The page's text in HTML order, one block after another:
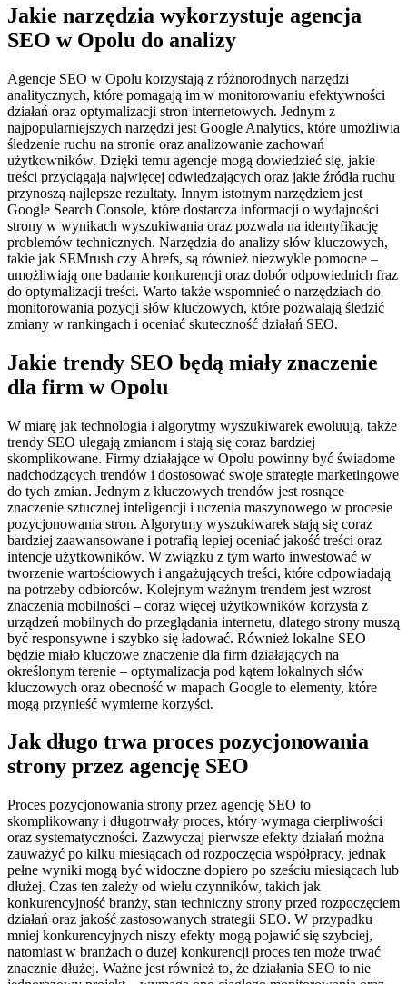
Jakie narzędzia wykorzystuje agencja
SEO w Opolu do analizy
Agencje SEO w Opolu korzystają z różnorodnych narzędzi
analitycznych, które pomagają im w monitorowaniu efektywności
działań oraz optymalizacji stron internetowych. Jednym z
najpopularniejszych narzędzi jest Google Analytics, które umożliwia
śledzenie ruchu na stronie oraz analizowanie zachowań
użytkowników. Dzięki temu agencje mogą dowiedzieć się, jakie
treści przyciągają najwięcej odwiedzających oraz jakie źródła ruchu
przynoszą najlepsze rezultaty. Innym istotnym narzędziem jest
Google Search Console, które dostarcza informacji o wydajności
strony w wynikach wyszukiwania oraz pozwala na identyfikację
problemów technicznych. Narzędzia do analizy słów kluczowych,
takie jak SEMrush czy Ahrefs, są również niezwykle pomocne –
umożliwiają one badanie konkurencji oraz dobór odpowiednich fraz
do optymalizacji treści. Warto także wspomnieć o narzędziach do
monitorowania pozycji słów kluczowych, które pozwalają śledzić
zmiany w rankingach i oceniać skuteczność działań SEO.
Jakie trendy SEO będą miały znaczenie
dla firm w Opolu
W miarę jak technologia i algorytmy wyszukiwarek ewoluują, także
trendy SEO ulegają zmianom i stają się coraz bardziej
skomplikowane. Firmy działające w Opolu powinny być świadome
nadchodzących trendów i dostosować swoje strategie marketingowe
do tych zmian. Jednym z kluczowych trendów jest rosnące
znaczenie sztucznej inteligencji i uczenia maszynowego w procesie
pozycjonowania stron. Algorytmy wyszukiwarek stają się coraz
bardziej zaawansowane i potrafią lepiej oceniać jakość treści oraz
intencje użytkowników. W związku z tym warto inwestować w
tworzenie wartościowych i angażujących treści, które odpowiadają
na potrzeby odbiorców. Kolejnym ważnym trendem jest wzrost
znaczenia mobilności – coraz więcej użytkowników korzysta z
urządzeń mobilnych do przeglądania internetu, dlatego strony muszą
być responsywne i szybko się ładować. Również lokalne SEO
będzie miało kluczowe znaczenie dla firm działających na
określonym terenie – optymalizacja pod kątem lokalnych słów
kluczowych oraz obecność w mapach Google to elementy, które
mogą przynieść wymierne korzyści.
Jak długo trwa proces pozycjonowania
strony przez agencję SEO
Proces pozycjonowania strony przez agencję SEO to
skomplikowany i długotrwały proces, który wymaga cierpliwości
oraz systematyczności. Zazwyczaj pierwsze efekty działań można
zauważyć po kilku miesiącach od rozpoczęcia współpracy, jednak
pełne wyniki mogą być widoczne dopiero po sześciu miesiącach lub
dłużej. Czas ten zależy od wielu czynników, takich jak
konkurencyjność branży, stan techniczny strony przed rozpoczęciem
działań oraz jakość zastosowanych strategii SEO. W przypadku
mniej konkurencyjnych niszy efekty mogą pojawić się szybciej,
natomiast w branżach o dużej konkurencji proces ten może trwać
znacznie dłużej. Ważne jest również to, że działania SEO to nie